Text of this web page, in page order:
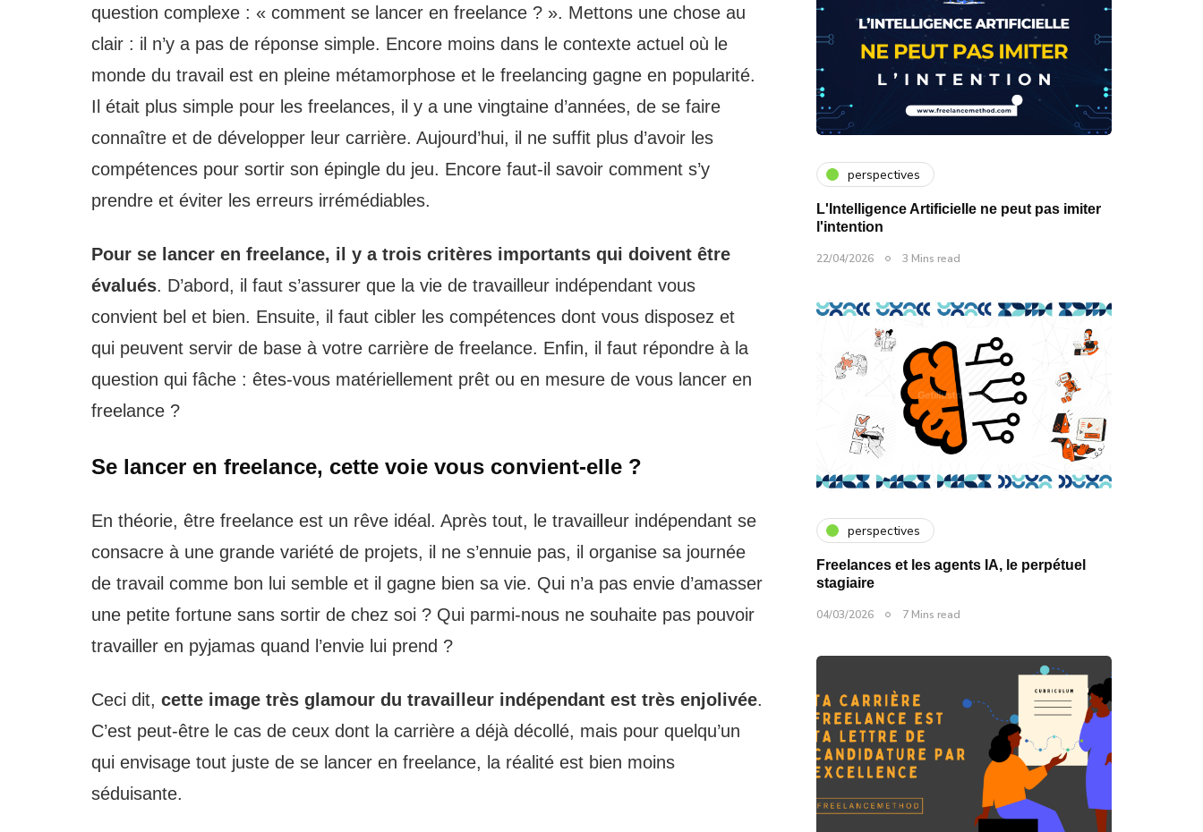
question complexe : « comment se lancer en freelance ? ». Mettons une chose au
clair : il n’y a pas de réponse simple. Encore moins dans le contexte actuel où le
monde du travail est en pleine métamorphose et le freelancing gagne en popularité.
Il était plus simple pour les freelances, il y a une vingtaine d’années, de se faire
connaître et de développer leur carrière. Aujourd’hui, il ne suffit plus d’avoir les
compétences pour sortir son épingle du jeu. Encore faut-il savoir comment s’y
prendre et éviter les erreurs irrémédiables.
Pour se lancer en freelance, il y a trois critères importants qui doivent être
évalués. D’abord, il faut s’assurer que la vie de travailleur indépendant vous
convient bel et bien. Ensuite, il faut cibler les compétences dont vous disposez et
qui peuvent servir de base à votre carrière de freelance. Enfin, il faut répondre à la
question qui fâche : êtes-vous matériellement prêt ou en mesure de vous lancer en
freelance ?
Se lancer en freelance, cette voie vous convient-elle ?
En théorie, être freelance est un rêve idéal. Après tout, le travailleur indépendant se
consacre à une grande variété de projets, il ne s’ennuie pas, il organise sa journée
de travail comme bon lui semble et il gagne bien sa vie. Qui n’a pas envie d’amasser
une petite fortune sans sortir de chez soi ? Qui parmi-nous ne souhaite pas pouvoir
travailler en pyjamas quand l’envie lui prend ?
Ceci dit, cette image très glamour du travailleur indépendant est très enjolivée.
C’est peut-être le cas de ceux dont la carrière a déjà décollé, mais pour quelqu’un
qui envisage tout juste de se lancer en freelance, la réalité est bien moins
séduisante.
perspectives
L'Intelligence Artificielle ne peut pas imiter
l'intention
22/04/2026 3 Mins read
perspectives
Freelances et les agents IA, le perpétuel
stagiaire
04/03/2026 7 Mins read